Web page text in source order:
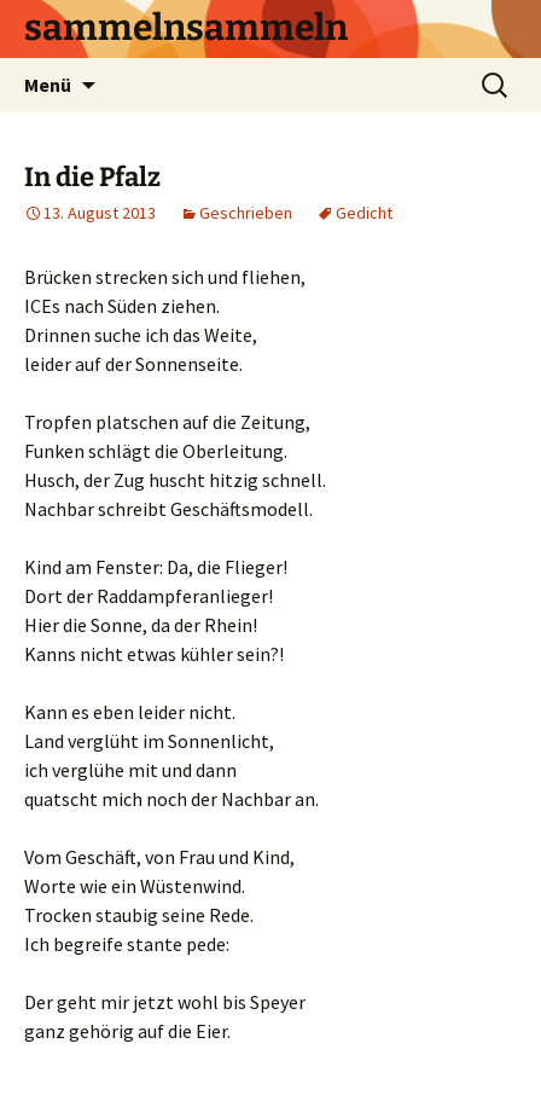
sammelnsammeln
Menü
Suchen
nach:
In die Pfalz
13. August 2013 Geschrieben Gedicht
Brücken strecken sich und fliehen,
ICEs nach Süden ziehen.
Drinnen suche ich das Weite,
leider auf der Sonnenseite.
Tropfen platschen auf die Zeitung,
Funken schlägt die Oberleitung.
Husch, der Zug huscht hitzig schnell.
Nachbar schreibt Geschäftsmodell.
Kind am Fenster: Da, die Flieger!
Dort der Raddampferanlieger!
Hier die Sonne, da der Rhein!
Kanns nicht etwas kühler sein?!
Kann es eben leider nicht.
Land verglüht im Sonnenlicht,
ich verglühe mit und dann
quatscht mich noch der Nachbar an.
Vom Geschäft, von Frau und Kind,
Worte wie ein Wüstenwind.
Trocken staubig seine Rede.
Ich begreife stante pede:
Der geht mir jetzt wohl bis Speyer
ganz gehörig auf die Eier.